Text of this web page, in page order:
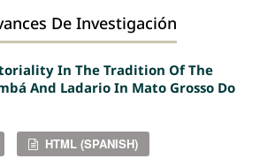
De Investigación
In The Tradition Of The
And Ladario In Mato Grosso Do
HTML (SPANISH)